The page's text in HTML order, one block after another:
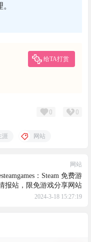
给TA打赏
0 0
涯 网站
网站
：Steam 免费游
报站，限免游戏分享网站
2024-3-18 15:27:19